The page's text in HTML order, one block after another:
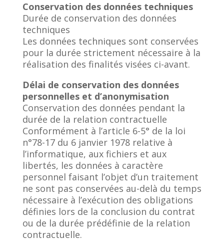
Conservation des données techniques
Durée de conservation des données
techniques
Les données techniques sont conservées
pour la durée strictement nécessaire à la
réalisation des finalités visées ci-avant.
Délai de conservation des données
personnelles et d’anonymisation
Conservation des données pendant la
durée de la relation contractuelle
Conformément à l’article 6-5° de la loi
n°78-17 du 6 janvier 1978 relative à
l’informatique, aux fichiers et aux
libertés, les données à caractère
personnel faisant l’objet d’un traitement
ne sont pas conservées au-delà du temps
nécessaire à l’exécution des obligations
définies lors de la conclusion du contrat
ou de la durée prédéfinie de la relation
contractuelle.